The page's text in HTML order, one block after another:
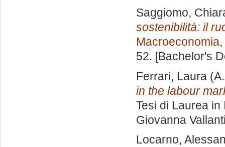
Saggiomo,
sostenibilità: il
Macroeconomia
52. [Bachelor's
Ferrari, Laura
in the labour
Tesi di Laurea in
Giovanna
Locarno,